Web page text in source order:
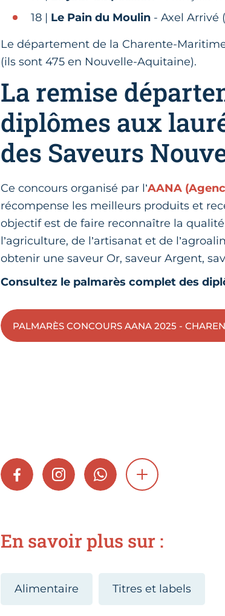
18 | Le Pain du Moulin - Axel Arrivé
Le département de la Charente-
(ils sont 475 en Nouvelle-Aquitaine).
La remise
diplômes aux
des Saveurs
Ce concours organisé par l’AANA
récompense les meilleurs produits et
objectif est de faire reconnaître la
l’agriculture, de l’artisanat et de
obtenir une saveur Or, saveur Argent,
Consultez le palmarès complet des
PALMARÈS CONCOURS AANA 2025 -
FACEBOOKINSTAGRAMWHATSAPPSHOW MORE
En savoir plus sur :
Alimentaire Titres et labels